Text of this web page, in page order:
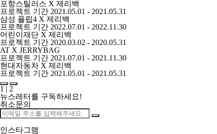
포항스틸러스 X 제리백
프로젝트 기간 2021.05.01 - 2021.05.31
삼성 플립4 X 제리백
프로젝트 기간 2022.07.01 - 2022.11.30
어린이재단 X 제리백
프로젝트 기간 2020.03.02 - 2020.05.31
AT X JERRYBAG
프로젝트 기간 2021.07.01 - 2021.11.30
현대자동차 X 제리백
프로젝트 기간 2021.05.01 - 2021.05.31
1 | 2
뉴스레터를 구독하세요!
취소문의
인스타그램